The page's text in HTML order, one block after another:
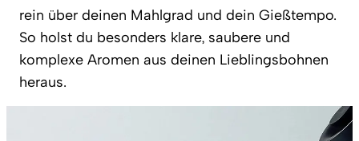
rein über deinen Mahlgrad und dein Gießtempo.
So holst du besonders klare, saubere und
komplexe Aromen aus deinen Lieblingsbohnen
heraus.